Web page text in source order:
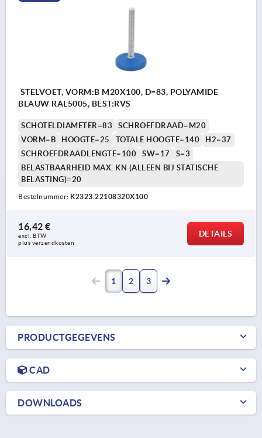
STELVOET, VORM:B M20X100, D=83, POLYAMIDE
BLAUW RAL5005, BEST:RVS
SCHOTELDIAMETER=83
SCHROEFDRAAD=M20
VORM=B
HOOGTE=25 TOTALE HOOGTE=140
H2=37
SCHROEFDRAADLENGTE=100
SW=17
S=3
BELASTBAARHEID MAX. KN (ALLEEN BIJ STATISCHE
BELASTING)=20
Bestelnummer: K2323.22108320X100
16,42 €
excl. BTW
plus verzendkosten
DETAILS
1 2 3
PRODUCTGEGEVENS
CAD
DOWNLOADS